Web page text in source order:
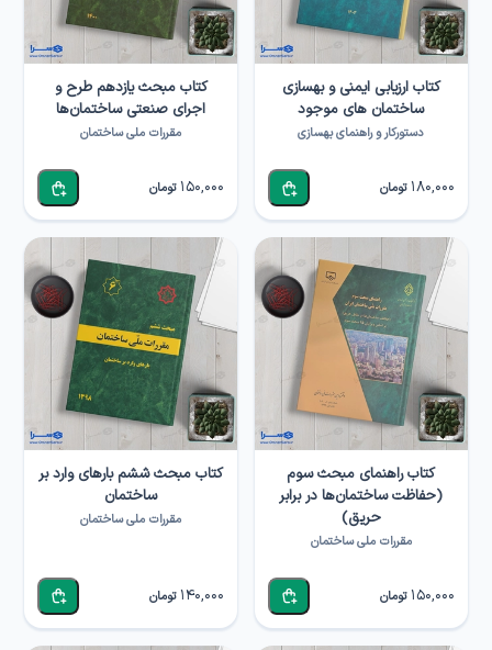
کتاب ارزیابی ایمنی و بهسازی
ساختمان های موجود
دستورکار و راهنمای بهسازی
180,000 تومان
کتاب مبحث یازدهم طرح و
اجرای صنعتی ساختمان‌ها
مقررات ملی ساختمان
150,000 تومان
کتاب راهنمای مبحث سوم
(حفاظت ساختمان‌ها در برابر
حریق)
مقررات ملی ساختمان
150,000 تومان
کتاب مبحث ششم بارهای وارد بر
ساختمان
مقررات ملی ساختمان
140,000 تومان